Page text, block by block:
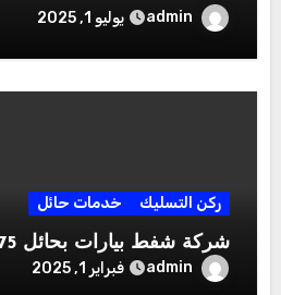
admin يوليو 1, 2025
ركن التسليك خدمات حائل
شركة شفط بيارات بحائل 0531178175
admin فبراير 1, 2025